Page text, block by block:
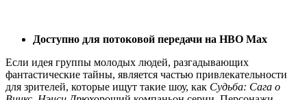
Доступно для потоковой передачи на HBO Max
Если идея группы молодых людей, разгадывающих
фантастические тайны, является частью привлекательности
для зрителей, которые ищут такие шоу, как Судьба: Сага о